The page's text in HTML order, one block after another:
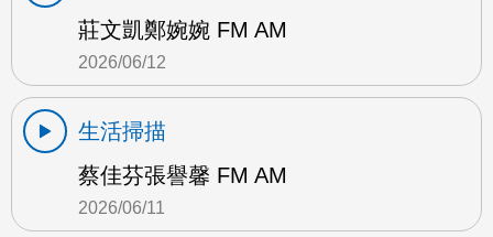
莊文凱鄭婉婉 FM AM
2026/06/12
生活掃描
蔡佳芬張譽馨 FM AM
2026/06/11